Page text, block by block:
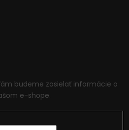
budeme zasielať informácie o
e-shope.